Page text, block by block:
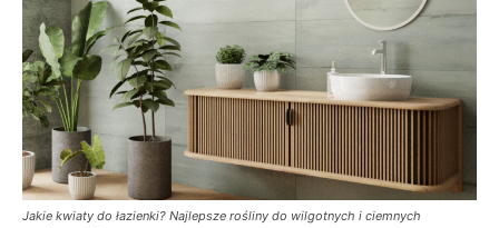
Jakie kwiaty do łazienki? Najlepsze rośliny do wilgotnych i ciemnych